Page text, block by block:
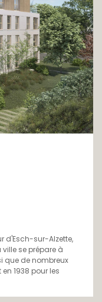
d'Esch-sur-Alzette,
se prépare à
que de nombreux
1938 pour les